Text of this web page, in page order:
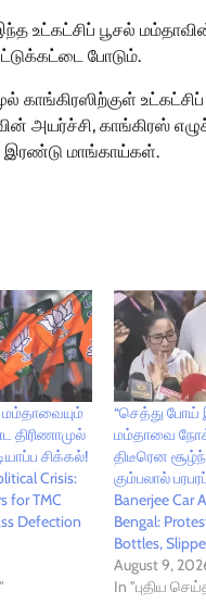
உட்கட்சிப் பூசல்
போடும்.
காங்கிரஸிற்குள்
அயர்ச்சி, காங்கிரஸ்
இரண்டு மாங்காய்கள்.
சிக்கல்!
Crisis:
for TMC
Defection
“செத்து போய்
மம்தாவை
திடீரென
கும்பலால்
Banerjee Car
Bengal:
Bottles,
August 9,
In "புதிய